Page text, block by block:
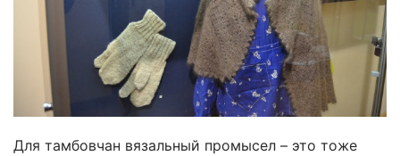
Для тамбовчан вязальный промысел – это тоже